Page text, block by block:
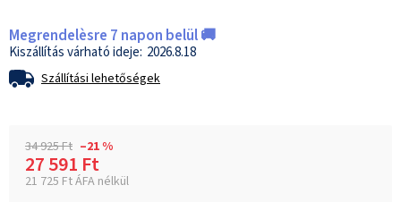
Megrendelèsre 7 napon belül 🚚
2026.8.18
Szállítási lehetőségek
34 925 Ft –21 %
27 591 Ft
21 725 Ft ÁFA nélkül